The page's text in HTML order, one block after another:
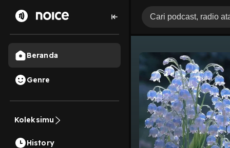
Beranda
Genre
Koleksimu
History